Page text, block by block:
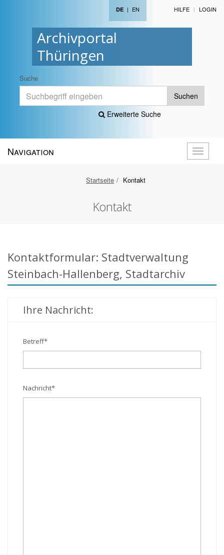
Archivportal
Thüringen
DE | EN HILFE LOGIN
Suche
Suchen
Erweiterte Suche
öffnen
Navigation
Startseite Kontakt
Kontakt
Kontaktformular: Stadtverwaltung
Steinbach-Hallenberg, Stadtarchiv
Ihre Nachricht:
Betreff*
Nachricht*